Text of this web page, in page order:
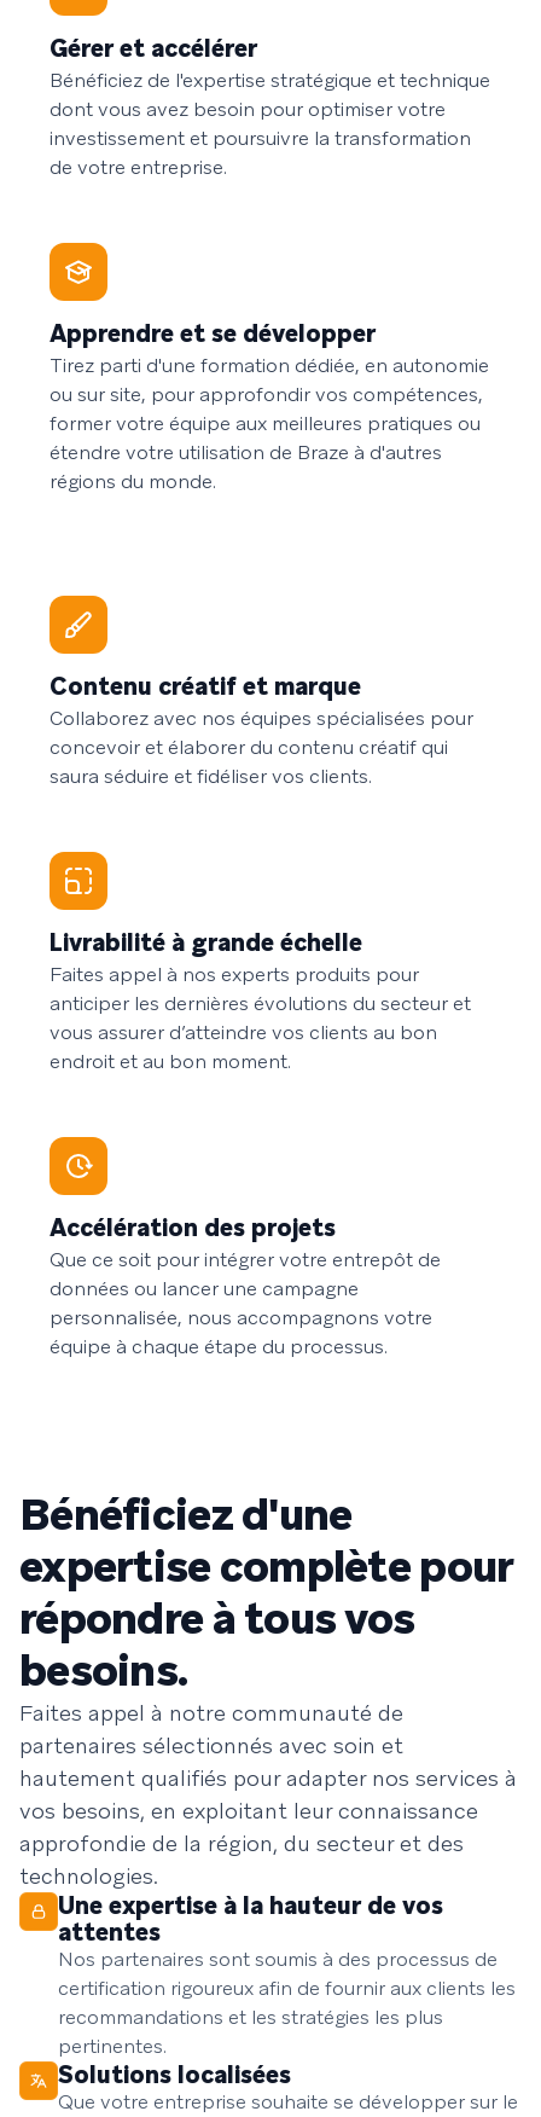
Gérer et accélérer
Bénéficiez de l'expertise stratégique et technique
dont vous avez besoin pour optimiser votre
investissement et poursuivre la transformation
de votre entreprise.
Apprendre et se développer
Tirez parti d'une formation dédiée, en autonomie
ou sur site, pour approfondir vos compétences,
former votre équipe aux meilleures pratiques ou
étendre votre utilisation de Braze à d'autres
régions du monde.
Contenu créatif et marque
Collaborez avec nos équipes spécialisées pour
concevoir et élaborer du contenu créatif qui
saura séduire et fidéliser vos clients.
Livrabilité à grande échelle
Faites appel à nos experts produits pour
anticiper les dernières évolutions du secteur et
vous assurer d’atteindre vos clients au bon
endroit et au bon moment.
Accélération des projets
Que ce soit pour intégrer votre entrepôt de
données ou lancer une campagne
personnalisée, nous accompagnons votre
équipe à chaque étape du processus.
Bénéficiez d'une
expertise complète pour
répondre à tous vos
besoins.
Faites appel à notre communauté de
partenaires sélectionnés avec soin et
hautement qualifiés pour adapter nos services à
vos besoins, en exploitant leur connaissance
approfondie de la région, du secteur et des
technologies.
Une expertise à la hauteur de vos
attentes
Nos partenaires sont soumis à des processus de
certification rigoureux afin de fournir aux clients les
recommandations et les stratégies les plus
pertinentes.
Solutions localisées
Que votre entreprise souhaite se développer sur le